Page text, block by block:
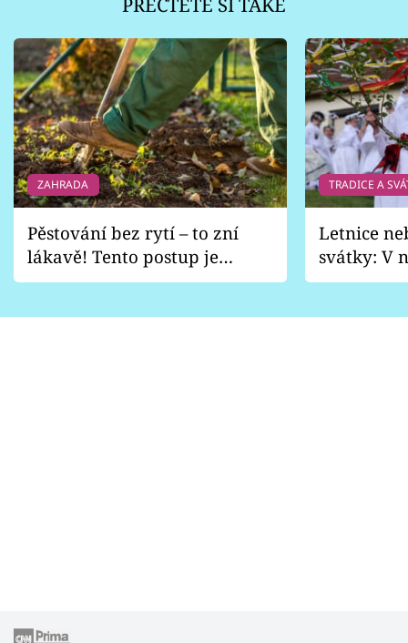
ZAHRADA
Pěstování bez rytí – to zní
lákavě! Tento postup je
vhodný jen pro některé
TRADICE A
Letnice
svátky: V
pondělí